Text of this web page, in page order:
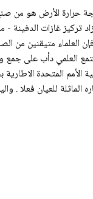
تركيز غازات
العلماء متيقنين من
العلمي دأب على جمع
هي "اتفاقية الأمم
١٩٧ بلدا ملتزما بـ"اتفاقية الأمم المتحدة